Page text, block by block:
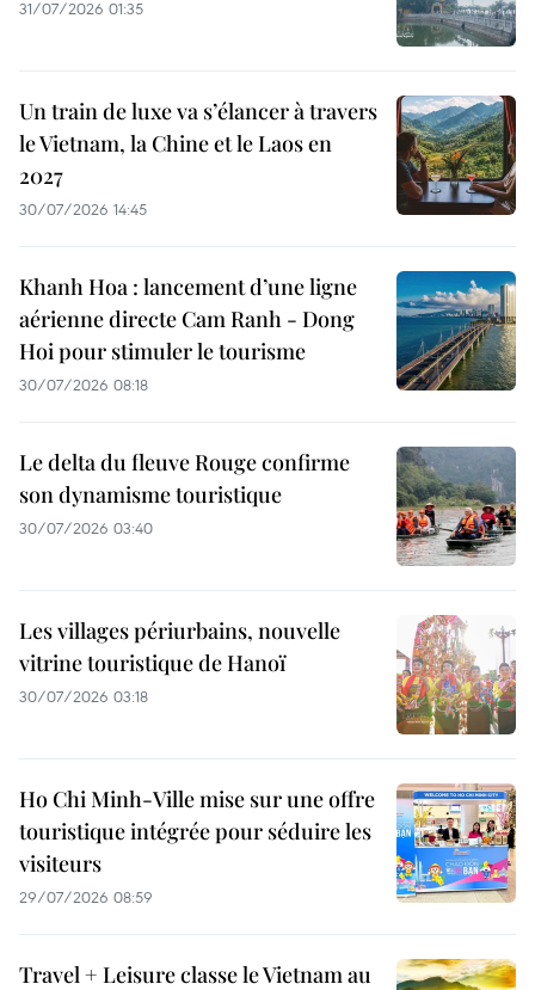
31/07/2026 01:35
Un train de luxe va s’élancer à travers
le Vietnam, la Chine et le Laos en
2027
30/07/2026 14:45
Khanh Hoa : lancement d’une ligne
aérienne directe Cam Ranh - Dong
Hoi pour stimuler le tourisme
30/07/2026 08:18
Le delta du fleuve Rouge confirme
son dynamisme touristique
30/07/2026 03:40
Les villages périurbains, nouvelle
vitrine touristique de Hanoï
30/07/2026 03:18
Ho Chi Minh-Ville mise sur une offre
touristique intégrée pour séduire les
visiteurs
29/07/2026 08:59
Travel + Leisure classe le Vietnam au